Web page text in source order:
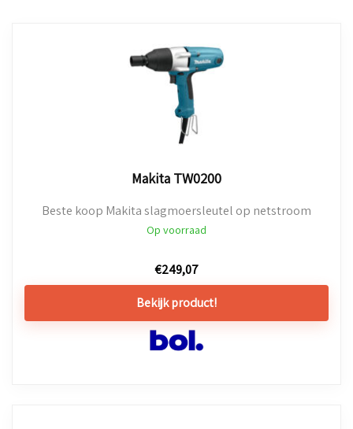
Makita TW0200
Beste koop Makita slagmoersleutel op netstroom
Op voorraad
€249,07
Bekijk product!